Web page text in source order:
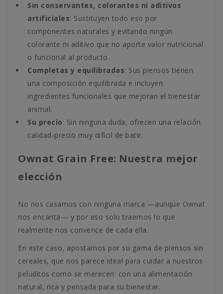
Sin conservantes, colorantes ni aditivos
artificiales: Sustituyen todo eso por
componentes naturales y evitando ningún
colorante ni aditivo que no aporte valor nutricional
o funcional al producto.
Completas y equilibradas: Sus piensos tienen
una composición equilibrada e incluyen
ingredientes funcionales que mejoran el bienestar
animal.
Su precio: Sin ninguna duda, ofrecen una relación
calidad-precio muy difícil de batir.
Ownat Grain Free: Nuestra mejor
elección
No nos casamos con ninguna marca —aunque Ownat
nos encanta— y por eso solo traemos lo que
realmente nos convence de cada ella.
En este caso, apostamos por su gama de piensos sin
cereales, que nos parece ideal para cuidar a nuestros
peluditos como se merecen: con una alimentación
natural, rica y pensada para su bienestar.